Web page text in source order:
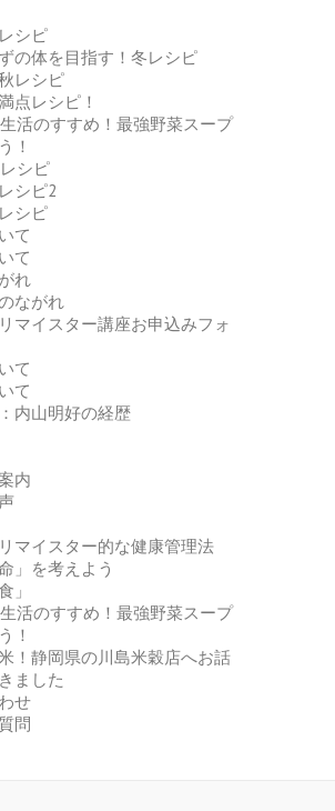
シピ
の体を目指す！冬レシピ
レシピ
点レシピ！
活のすすめ！最強野菜スープ
！
シピ
シピ2
シピ
て
て
れ
ながれ
マイスター講座お申込みフォ
て
て
内山明好の経歴
内
マイスター的な健康管理法
」を考えよう
」
活のすすめ！最強野菜スープ
！
！静岡県の川島米穀店へお話
ました
せ
問